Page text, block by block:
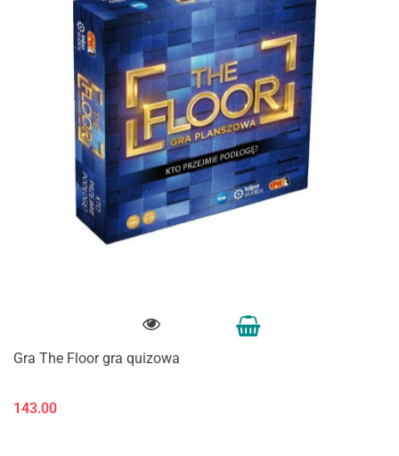
Gra The Floor gra quizowa
143.00